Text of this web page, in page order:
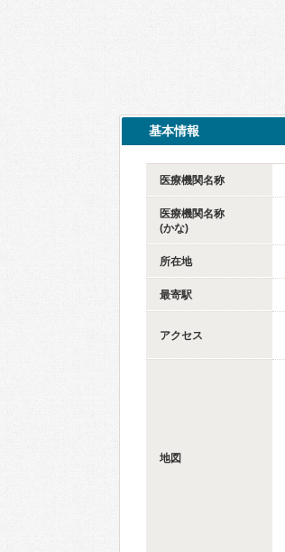
基本情報
医療機関名称
医療機関名称
(かな)
所在地
最寄駅
アクセス
地図